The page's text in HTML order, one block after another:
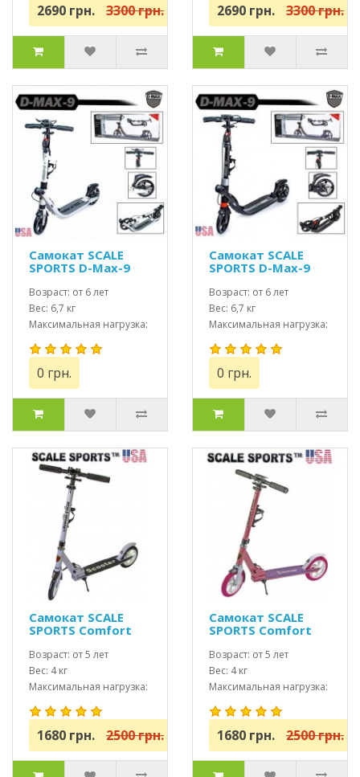
2690 грн. 3300 грн. 2690 грн. 3300 грн.
Самокат SCALE
SPORTS D-Max-9
тормоза белый
Возраст: от 6 лет
Вес: 6,7 кг
Максимальная нагрузка:
до 115 кг
0 грн.
Самокат SCALE
SPORTS D-Max-9
тормоз черный
Возраст: от 6 лет
Вес: 6,7 кг
Максимальная нагрузка:
до 115 кг
0 грн.
Самокат SCALE
SPORTS Comfort
(SS-05) белый USA
Возраст: от 5 лет
Вес: 4 кг
Максимальная нагрузка:
до 100 кг
1680 грн. 2500 грн.
Самокат SCALE
SPORTS Comfort
USA
Возраст: от 5 лет
Вес: 4 кг
Максимальная нагрузка:
до 100 кг
1680 грн. 2500 грн.